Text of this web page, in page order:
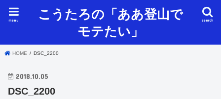
こうたろの「ああ登山で
モテたい」
search
menu
HOME DSC_2200
2018.10.05
DSC_2200